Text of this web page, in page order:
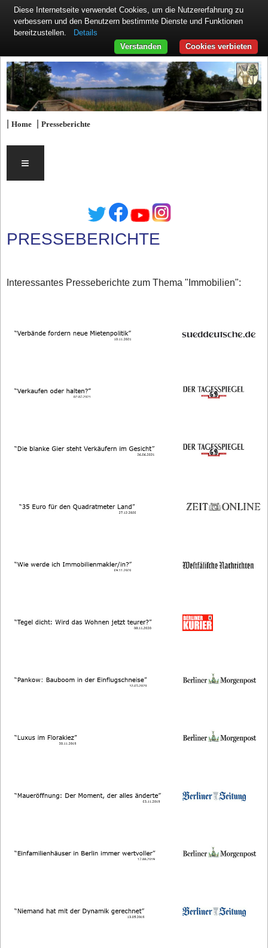
|Home |Presseberichte
≡
PRESSEBERICHTE
Interessantes Presseberichte zum Thema "Immobilien":
Diese Internetseite verwendet Cookies, um die Nutzererfahrung zu
verbessern und den Benutzern bestimmte Dienste und Funktionen
bereitzustellen.
Details
Cookies verbieten
Verstanden